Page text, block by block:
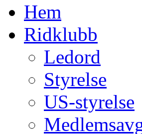
Hem
Ridklubb
Ledord
Styrelse
US-styrelse